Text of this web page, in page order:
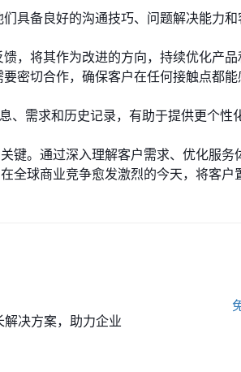
具备良好的沟通技巧、问题解决能力
，将其作为改进的方向，持续优化产
密切合作，确保客户在任何接触点都
、需求和历史记录，有助于提供更个性
键。通过深入理解客户需求、优化服务
全球商业竞争愈发激烈的今天，将客户
决方案，助力企业